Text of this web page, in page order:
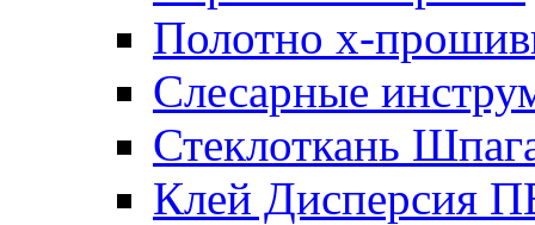
Полотно х-
Слесарные
Стеклоткань
Клей Дисперсия